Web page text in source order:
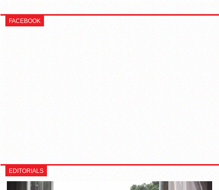
FACEBOOK
EDITORIALS